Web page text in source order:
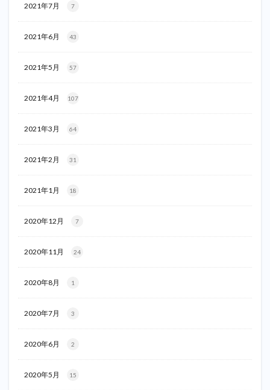
2021年7月 7
2021年6月 43
2021年5月 57
2021年4月 107
2021年3月 64
2021年2月 31
2021年1月 18
2020年12月 7
2020年11月 24
2020年8月 1
2020年7月 3
2020年6月 2
2020年5月 15